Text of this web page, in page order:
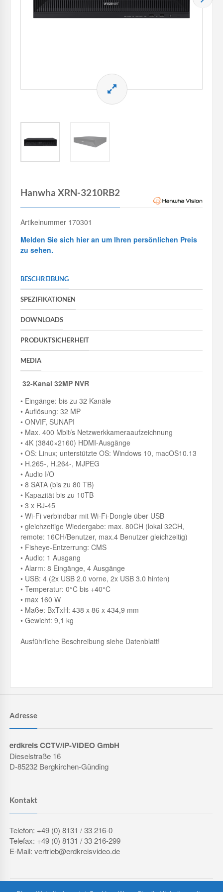
Hanwha XRN-3210RB2
Artikelnummer 170301
Melden Sie sich hier an um Ihren persönlichen Preis
zu sehen.
BESCHREIBUNG
SPEZIFIKATIONEN
DOWNLOADS
PRODUKTSICHERHEIT
MEDIA
32-Kanal 32MP NVR
• Eingänge: bis zu 32 Kanäle
• Auflösung: 32 MP
• ONVIF, SUNAPI
• Max. 400 Mbit/s Netzwerkkameraaufzeichnung
• 4K (3840×2160) HDMI-Ausgänge
• OS: Linux; unterstützte OS: Windows 10, macOS10.13
• H.265-, H.264-, MJPEG
• Audio I/O
• 8 SATA (bis zu 80 TB)
• Kapazität bis zu 10TB
• 3 x RJ-45
• Wi-Fi verbindbar mit Wi-Fi-Dongle über USB
• gleichzeitige Wiedergabe: max. 80CH (lokal 32CH,
remote: 16CH/Benutzer, max.4 Benutzer gleichzeitig)
• Fisheye-Entzerrung: CMS
• Audio: 1 Ausgang
• Alarm: 8 Eingänge, 4 Ausgänge
• USB: 4 (2x USB 2.0 vorne, 2x USB 3.0 hinten)
• Temperatur: 0°C bis +40°C
• max 160 W
• Maße: BxTxH: 438 x 86 x 434,9 mm
• Gewicht: 9,1 kg
Ausführliche Beschreibung siehe Datenblatt!
Adresse
erdkreis CCTV/IP-VIDEO GmbH
Dieselstraße 16
D-85232 Bergkirchen-Günding
Kontakt
Telefon: +49 (0) 8131 / 33 216-0
Telefax: +49 (0) 8131 / 33 216-299
E-Mail: vertrieb@erdkreisvideo.de